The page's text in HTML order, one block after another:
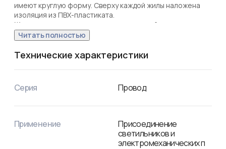
имеют круглую форму. Сверху каждой жилы наложена
изоляция из ПВХ-пластиката.
Жилы расположены параллельно в одной плоскости.
Внешняя оболочка кабеля также изготовлена из ПВХ-
пластиката.
Температура окружающей среды при эксплуатации
провода от – 25 до +40 °С. Предельная длительно
допустимая рабочая температура жил +70 °С.
Читать полностью
Технические характеристики
Серия Провод
Применение
Присоединение
светильников и
электромеханических п